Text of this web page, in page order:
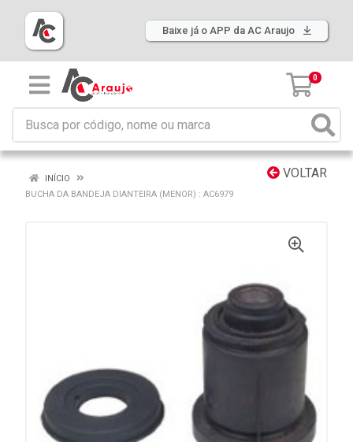
Baixe já o APP da AC Araujo
0
VOLTAR
INÍCIO
BUCHA DA BANDEJA DIANTEIRA (MENOR) : AC6979